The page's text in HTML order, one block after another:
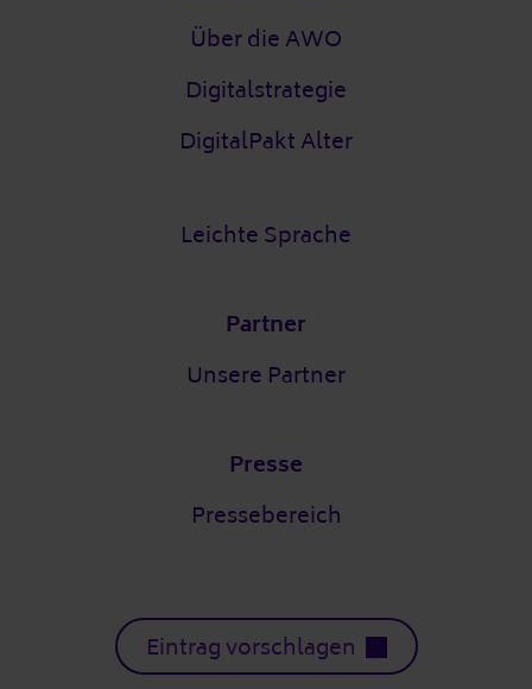
Über die AWO
Digitalstrategie
DigitalPakt Alter
Leichte Sprache
Partner
Unsere Partner
Presse
Pressebereich
Eintrag vorschlagen